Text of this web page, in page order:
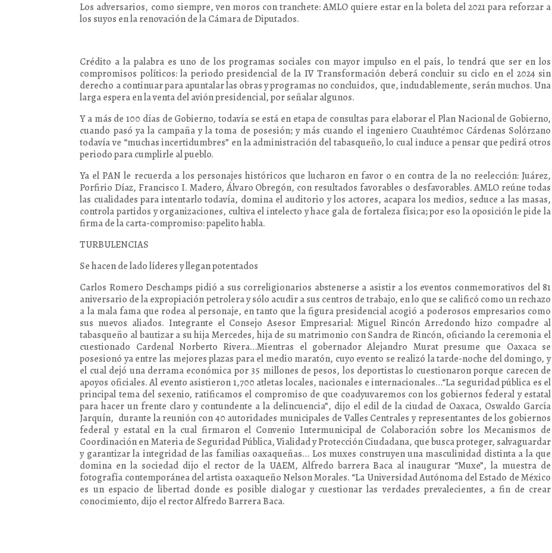
Los adversarios, como siempre, ven moros con tranchete: AMLO quiere estar en la boleta del 2021 para reforzar a
los suyos en la renovación de la Cámara de Diputados.
Crédito a la palabra es uno de los programas sociales con mayor impulso en el país, lo tendrá que ser en los
compromisos políticos: la periodo presidencial de la IV Transformación deberá concluir su ciclo en el 2024 sin
derecho a continuar para apuntalar las obras y programas no concluidos, que, indudablemente, serán muchos. Una
larga espera en la venta del avión presidencial, por señalar algunos.
Y a más de 100 días de Gobierno, todavía se está en etapa de consultas para elaborar el Plan Nacional de Gobierno,
cuando pasó ya la campaña y la toma de posesión; y más cuando el ingeniero Cuauhtémoc Cárdenas Solórzano
todavía ve “muchas incertidumbres” en la administración del tabasqueño, lo cual induce a pensar que pedirá otros
periodo para cumplirle al pueblo.
Ya el PAN le recuerda a los personajes históricos que lucharon en favor o en contra de la no reelección: Juárez,
Porfirio Díaz, Francisco I. Madero, Álvaro Obregón, con resultados favorables o desfavorables. AMLO reúne todas
las cualidades para intentarlo todavía, domina el auditorio y los actores, acapara los medios, seduce a las masas,
controla partidos y organizaciones, cultiva el intelecto y hace gala de fortaleza física; por eso la oposición le pide la
firma de la carta-compromiso: papelito habla.
TURBULENCIAS
Se hacen de lado líderes y llegan potentados
Carlos Romero Deschamps pidió a sus correligionarios abstenerse a asistir a los eventos conmemorativos del 81
aniversario de la expropiación petrolera y sólo acudir a sus centros de trabajo, en lo que se calificó como un rechazo
a la mala fama que rodea al personaje, en tanto que la figura presidencial acogió a poderosos empresarios como
sus nuevos aliados. Integrante el Consejo Asesor Empresarial: Miguel Rincón Arredondo hizo compadre al
tabasqueño al bautizar a su hija Mercedes, hija de su matrimonio con Sandra de Rincón, oficiando la ceremonia el
cuestionado Cardenal Norberto Rivera…Mientras el gobernador Alejandro Murat presume que Oaxaca se
posesionó ya entre las mejores plazas para el medio maratón, cuyo evento se realizó la tarde-noche del domingo, y
el cual dejó una derrama económica por 35 millones de pesos, los deportistas lo cuestionaron porque carecen de
apoyos oficiales. Al evento asistieron 1,700 atletas locales, nacionales e internacionales…“La seguridad pública es el
principal tema del sexenio, ratificamos el compromiso de que coadyuvaremos con los gobiernos federal y estatal
para hacer un frente claro y contundente a la delincuencia”, dijo el edil de la ciudad de Oaxaca, Oswaldo García
Jarquín, durante la reunión con 40 autoridades municipales de Valles Centrales y representantes de los gobiernos
federal y estatal en la cual firmaron el Convenio Intermunicipal de Colaboración sobre los Mecanismos de
Coordinación en Materia de Seguridad Pública, Vialidad y Protección Ciudadana, que busca proteger, salvaguardar
y garantizar la integridad de las familias oaxaqueñas… Los muxes construyen una masculinidad distinta a la que
domina en la sociedad dijo el rector de la UAEM, Alfredo barrera Baca al inaugurar “Muxe”, la muestra de
fotografía contemporánea del artista oaxaqueño Nelson Morales. “La Universidad Autónoma del Estado de México
es un espacio de libertad donde es posible dialogar y cuestionar las verdades prevalecientes, a fin de crear
conocimiento, dijo el rector Alfredo Barrera Baca.